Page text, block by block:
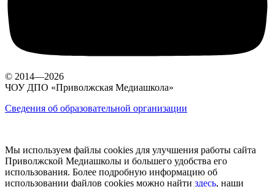
© 2014—2026
ЧОУ ДПО «Приволжская Медиашкола»
Сведения об образовательной организации
Мы используем файлы cookies для улучшения работы сайта
Приволжской Медиашколы и большего удобства его
использования. Более подробную информацию об
использовании файлов cookies можно найти здесь, наши